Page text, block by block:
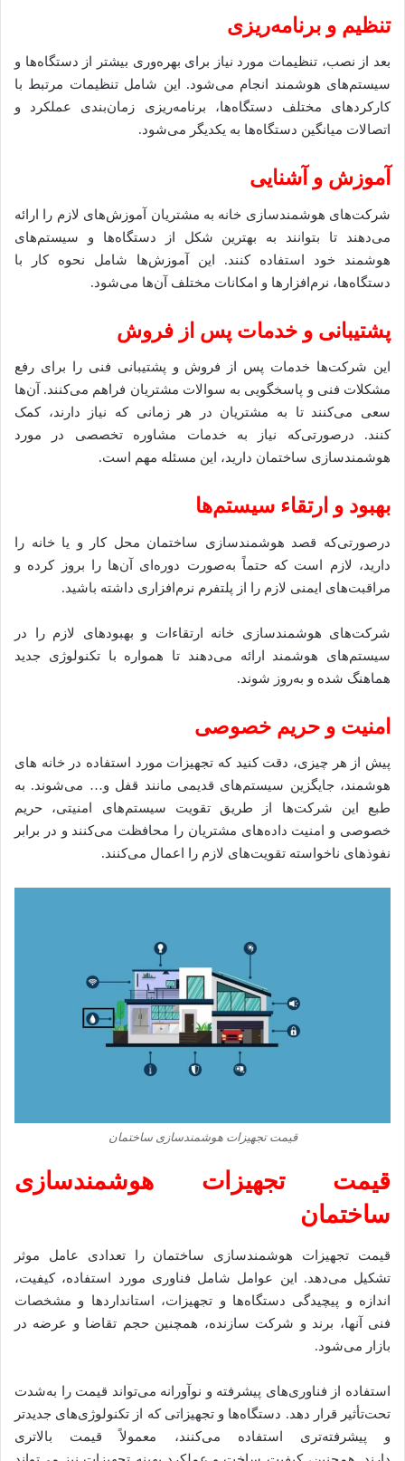
تنظیم و برنامه‌ریزی
بعد از نصب، تنظیمات مورد نیاز برای بهره‌وری بیشتر از دستگاه‌ها و
سیستم‌های هوشمند انجام می‌شود. این شامل تنظیمات مرتبط با
کارکردهای مختلف دستگاه‌ها، برنامه‌ریزی زمان‌بندی عملکرد و
اتصالات میانگین دستگاه‌ها به یکدیگر می‌شود.
آموزش و آشنایی
شرکت‌های هوشمندسازی خانه به مشتریان آموزش‌های لازم را ارائه
می‌دهند تا بتوانند به بهترین شکل از دستگاه‌ها و سیستم‌های
هوشمند خود استفاده کنند. این آموزش‌ها شامل نحوه کار با
دستگاه‌ها، نرم‌افزارها و امکانات مختلف آن‌ها می‌شود.
پشتیبانی و خدمات پس از فروش
این شرکت‌ها خدمات پس از فروش و پشتیبانی فنی را برای رفع
مشکلات فنی و پاسخگویی به سوالات مشتریان فراهم می‌کنند. آن‌ها
سعی می‌کنند تا به مشتریان در هر زمانی که نیاز دارند، کمک
کنند. درصورتی‌که نیاز به خدمات مشاوره تخصصی در مورد
هوشمندسازی ساختمان دارید، این مسئله مهم است.
بهبود و ارتقاء سیستم‌ها
درصورتی‌که قصد هوشمندسازی ساختمان محل کار و یا خانه را
دارید، لازم است که حتماً به‌صورت دوره‌ای آن‌ها را بروز کرده و
مراقبت‌های ایمنی لازم را از پلتفرم نرم‌افزاری داشته باشید.
شرکت‌های هوشمندسازی خانه ارتقاءات و بهبودهای لازم را در
سیستم‌های هوشمند ارائه می‌دهند تا همواره با تکنولوژی جدید
هماهنگ شده و به‌روز شوند.
امنیت و حریم خصوصی
پیش از هر چیزی، دقت کنید که تجهیزات مورد استفاده در خانه های
هوشمند، جایگزین سیستم‌های قدیمی مانند قفل و… می‌شوند. به
طبع این شرکت‌ها از طریق تقویت سیستم‌های امنیتی، حریم
خصوصی و امنیت داده‌های مشتریان را محافظت می‌کنند و در برابر
نفوذهای ناخواسته تقویت‌های لازم را اعمال می‌کنند.
قیمت تجهیزات هوشمندسازی ساختمان
قیمت تجهیزات هوشمندسازی
ساختمان
قیمت تجهیزات هوشمندسازی ساختمان را تعدادی عامل موثر
تشکیل می‌دهد. این عوامل شامل فناوری مورد استفاده، کیفیت،
اندازه و پیچیدگی دستگاه‌ها و تجهیزات، استانداردها و مشخصات
فنی آنها، برند و شرکت سازنده، همچنین حجم تقاضا و عرضه در
بازار می‌شود.
استفاده از فناوری‌های پیشرفته و نوآورانه می‌تواند قیمت را به‌شدت
تحت‌تأثیر قرار دهد. دستگاه‌ها و تجهیزاتی که از تکنولوژی‌های جدیدتر
و پیشرفته‌تری استفاده می‌کنند، معمولاً قیمت بالاتری